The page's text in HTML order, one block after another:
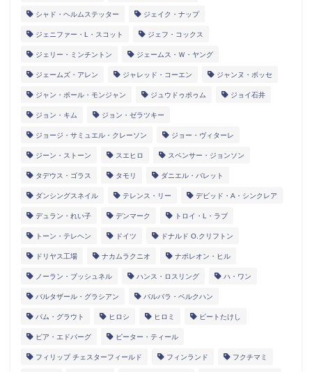
シャド・ヘルムステッター ジェイク・ナップ
ジェニファー・L・スコット ジェフ・コックス
ジェリー・ミンチントン ジェームス・Ｗ・ヤング
ジェームズ・アレン ジャレッド・コーエン ジャンヌ・ボッセ
ジャン・ポール・モンジャン ジュウドゥポゥム ジョイ石井
ジョン・キム ジョン・ゼラツキー
ジョージ・サミュエル・クレーソン ジョー・ヴィターレ
ジーン・ストーン スエヒロ スペンサー・ジョンソン
タデウス・ゴラス タモリ ダニエル・バレット
ダンシングスネイル テレンス・リー デビッド・A・シンクレア
デュラン・れい子 デンマーク トロイ・L・ラブ
トーン・テレヘン ドイツ ドナルド O.クリフトン
ドリヤス工場 ナカムラクニオ ナポレオン・ヒル
ノーラン・ブッシュネル ハンス・ロスリング ハ・ワン
バルタザール・グラシアン バルバラ・ベルクハン
パム・グラウト ヒロシ ヒロミ ビートたけし
ピア・エドバーグ ピーター・ティール
フィリップ チェスターフィールド フィンランド フクチマミ